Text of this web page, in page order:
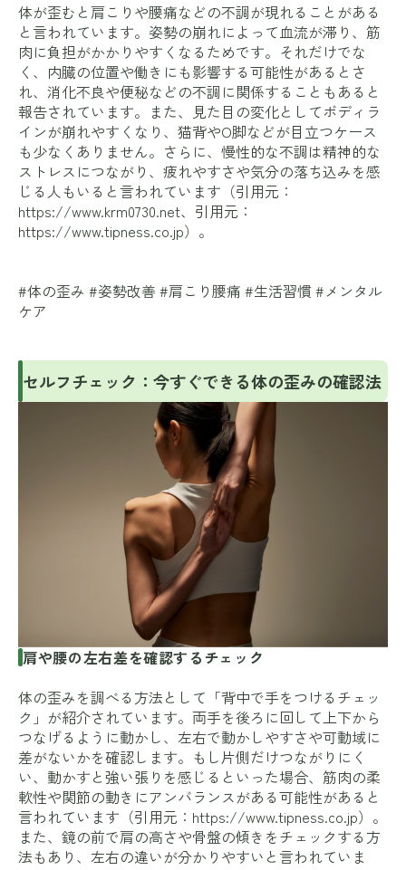
体が歪むと肩こりや腰痛などの不調が現れることがある
と言われています。姿勢の崩れによって血流が滞り、筋
肉に負担がかかりやすくなるためです。それだけでな
く、内臓の位置や働きにも影響する可能性があるとさ
れ、消化不良や便秘などの不調に関係することもあると
報告されています。また、見た目の変化としてボディラ
インが崩れやすくなり、猫背やO脚などが目立つケース
も少なくありません。さらに、慢性的な不調は精神的な
ストレスにつながり、疲れやすさや気分の落ち込みを感
じる人もいると言われています（引用元：
https://www.krm0730.net、引用元：
https://www.tipness.co.jp）。
#体の歪み #姿勢改善 #肩こり腰痛 #生活習慣 #メンタル
ケア
セルフチェック：今すぐできる体の歪みの確認法
肩や腰の左右差を確認するチェック
体の歪みを調べる方法として「背中で手をつけるチェッ
ク」が紹介されています。両手を後ろに回して上下から
つなげるように動かし、左右で動かしやすさや可動域に
差がないかを確認します。もし片側だけつながりにく
い、動かすと強い張りを感じるといった場合、筋肉の柔
軟性や関節の動きにアンバランスがある可能性があると
言われています（引用元： https://www.tipness.co.jp）。
また、鏡の前で肩の高さや骨盤の傾きをチェックする方
法もあり、左右の違いが分かりやすいと言われていま